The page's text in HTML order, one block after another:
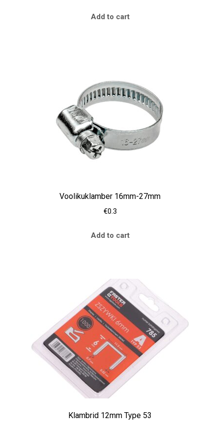
Add to cart
Voolikuklamber 16mm-27mm
€0.3
Add to cart
Klambrid 12mm Type 53